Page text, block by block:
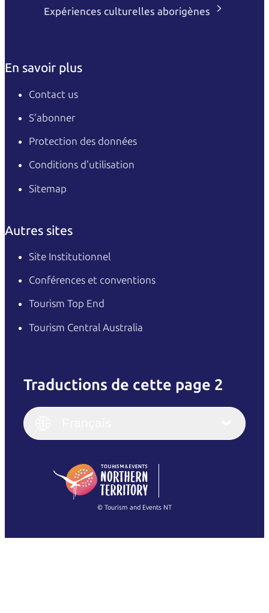
Expériences culturelles aborigènes
En savoir plus
Contact us
S’abonner
Protection des données
Conditions d'utilisation
Sitemap
Autres sites
Site Institutionnel
Conférences et conventions
Tourism Top End
Tourism Central Australia
Traductions de cette page 2
English
(Singapore)
Français
Italiano
繁體中文
© Tourism and Events NT